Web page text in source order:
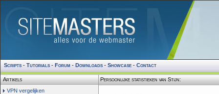
Scripts - Tutorials - Forum - Downloads - Showcase - Contact
Artikels
VPN vergelijken
Persoonlijke statistieken van Stijn: